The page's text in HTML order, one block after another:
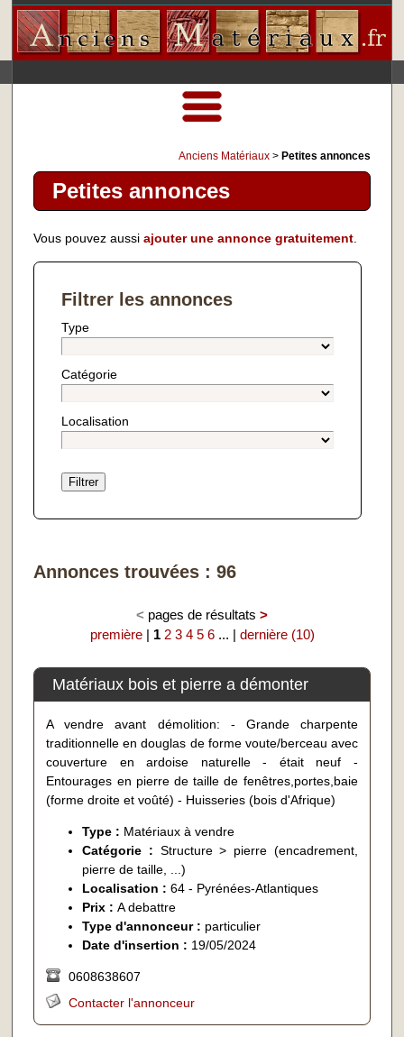
Anciens Matériaux > Petites annonces
Petites annonces
Vous pouvez aussi ajouter une annonce gratuitement.
Filtrer les annonces
Type
Catégorie
Localisation
Annonces trouvées : 96
< pages de résultats >
première| 1 2 3 4 5 6... | dernière (10)
Matériaux bois et pierre a démonter
A vendre avant démolition: - Grande charpente
traditionnelle en douglas de forme voute/berceau avec
couverture en ardoise naturelle - était neuf -
Entourages en pierre de taille de fenêtres,portes,baie
(forme droite et voûté) - Huisseries (bois d'Afrique)
Type : Matériaux à vendre
Catégorie : Structure > pierre (encadrement,
pierre de taille, ...)
Localisation :64 - Pyrénées-Atlantiques
Prix :A debattre
Type d'annonceur : particulier
Date d'insertion : 19/05/2024
0608638607
Contacter l'annonceur